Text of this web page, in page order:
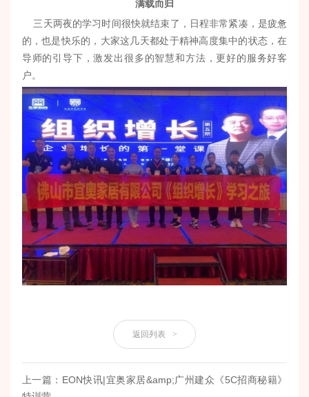
满载而归
三天两夜的学习时间很快就结束了，日程非常紧凑，是疲惫
的，也是快乐的，大家这几天都处于精神高度集中的状态，在
导师的引导下，激发出很多的智慧和方法，更好的服务好客
户。
返回列表 >
上一篇：EON快讯|宜奥家居&amp;广州建众《5C招商秘籍》